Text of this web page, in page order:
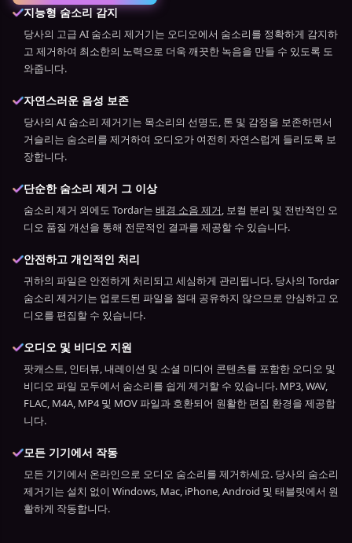
지능형 숨소리 감지
당사의 고급 AI 숨소리 제거기는 오디오에서 숨소리를 정확하게 감지하
고 제거하여 최소한의 노력으로 더욱 깨끗한 녹음을 만들 수 있도록 도
와줍니다.
자연스러운 음성 보존
당사의 AI 숨소리 제거기는 목소리의 선명도, 톤 및 감정을 보존하면서
거슬리는 숨소리를 제거하여 오디오가 여전히 자연스럽게 들리도록 보
장합니다.
단순한 숨소리 제거 그 이상
숨소리 제거 외에도 Tordar는 배경 소음 제거, 보컬 분리 및 전반적인 오
디오 품질 개선을 통해 전문적인 결과를 제공할 수 있습니다.
안전하고 개인적인 처리
귀하의 파일은 안전하게 처리되고 세심하게 관리됩니다. 당사의 Tordar
숨소리 제거기는 업로드된 파일을 절대 공유하지 않으므로 안심하고 오
디오를 편집할 수 있습니다.
오디오 및 비디오 지원
팟캐스트, 인터뷰, 내레이션 및 소셜 미디어 콘텐츠를 포함한 오디오 및
비디오 파일 모두에서 숨소리를 쉽게 제거할 수 있습니다. MP3, WAV,
FLAC, M4A, MP4 및 MOV 파일과 호환되어 원활한 편집 환경을 제공합
니다.
모든 기기에서 작동
모든 기기에서 온라인으로 오디오 숨소리를 제거하세요. 당사의 숨소리
제거기는 설치 없이 Windows, Mac, iPhone, Android 및 태블릿에서 원
활하게 작동합니다.